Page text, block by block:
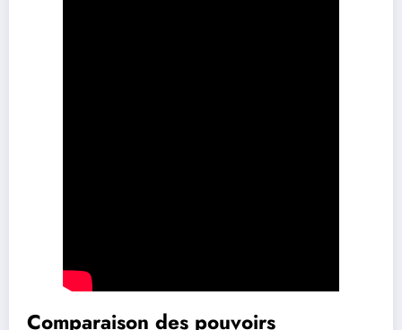
Comparaison des pouvoirs